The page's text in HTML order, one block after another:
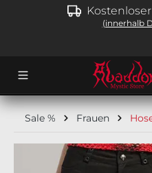
springen
(innerhalb
Sale % Frauen
Bildergalerie